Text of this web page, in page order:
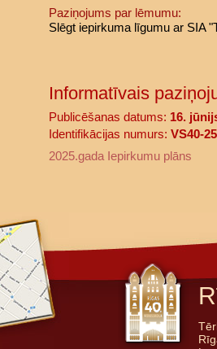
Paziņojums par lēmumu:
Slēgt iepirkuma līgumu ar SIA
Informatīvais
Publicēšanas datums: 16.
Identifikācijas numurs: VS40-
2025.gada Iepirkumu plāns